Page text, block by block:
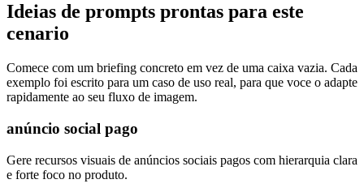
Ideias de prompts prontas para este
cenario
Comece com um briefing concreto em vez de uma caixa vazia. Cada
exemplo foi escrito para um caso de uso real, para que voce o adapte
rapidamente ao seu fluxo de imagem.
anúncio social pago
Gere recursos visuais de anúncios sociais pagos com hierarquia clara
e forte foco no produto.